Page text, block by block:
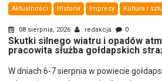
Aktualności Historia Imprezy Kultura i
08 sierpnia, 2026 redakcja 0
Skutki silnego wiatru i opadów
pracowita służba gołdapskich
W dniach 6-7 sierpnia w powiecie